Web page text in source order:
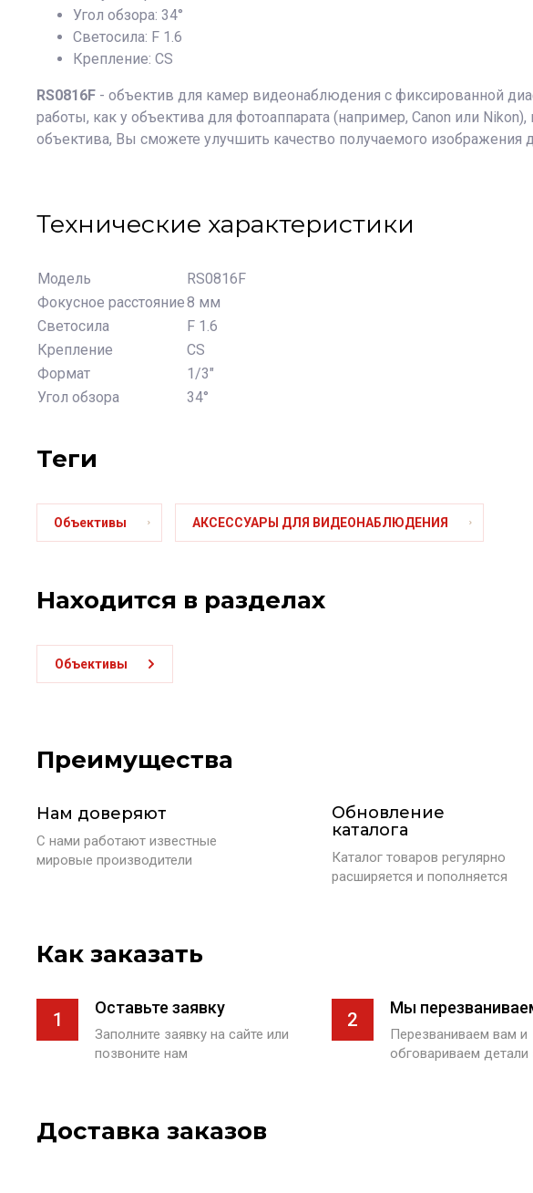
Угол обзора: 34°
Светосила: F 1.6
Крепление: CS
RS0816F - объектив для камер видеонаблюдения с фиксированной
работы, как у объектива для фотоаппарата (например, Canon или
объектива, Вы сможете улучшить качество получаемого изображения
Технические характеристики
Модель
RS0816F
Фокусное расстояние8 мм
Светосила
F 1.6
Крепление
CS
Формат
1/3"
Угол обзора
34°
теги
Объективы АКСЕССУАРЫ ДЛЯ ВИДЕОНАБЛЮДЕНИЯ
Находится в разделах
Объективы
Преимущества
Нам доверяют
С нами работают известные
мировые производители
Обновление
каталога
Каталог товаров регулярно
расширяется и пополняется
Как заказать
1
Оставьте заявку
Заполните заявку на сайте или
позвоните нам
2
Мы
Перезваниваем вам и
обговариваем детали
Доставка заказов